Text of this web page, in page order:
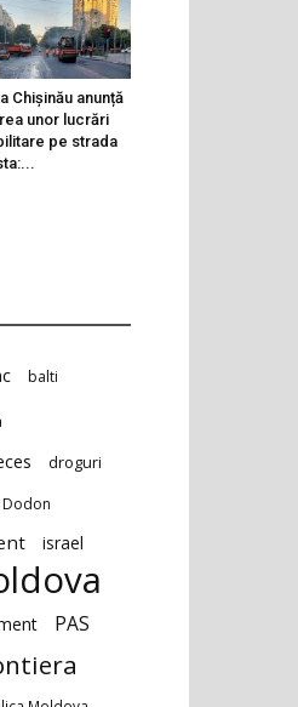
Chișinău anunță
unor lucrări
pe strada
balti
droguri
israel
PAS